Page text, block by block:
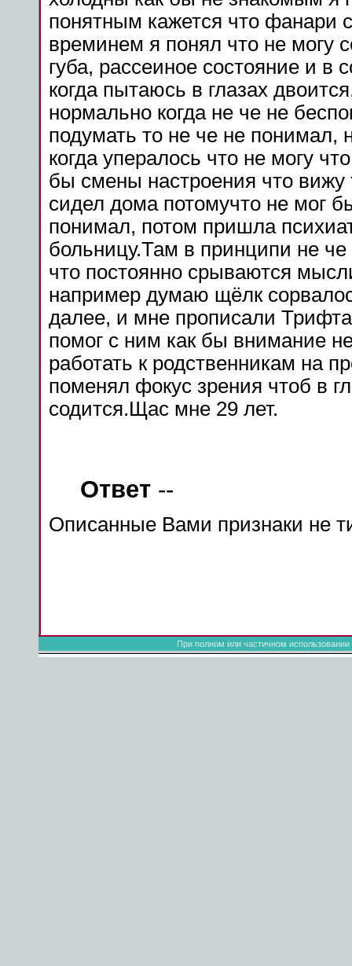
понятным кажется что фанари
времинем я понял что не могу
губа, рассеиное состояние и в
когда пытаюсь в глазах
нормально когда не че не
подумать то не че не понимал,
когда упералось что не могу
бы смены настроения что
сидел дома потомучто не мог
понимал, потом пришла
больницу.Там в принципи не
что постоянно срываются
например думаю щёлк
далее, и мне прописали
помог с ним как бы внимание
работать к родственникам на
поменял фокус зрения чтоб в
содится.Щас мне 29 лет.
Ответ --
Описанные Вами признаки не
При полном или частичном